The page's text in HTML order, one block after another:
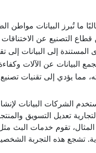
ما تُبرز البيانات
التصنيع عن
المستندة إلى البيانات إلى
البيانات عن الآلات
مما يؤدي إلى تقنيات تصنيع
الشركات البيانات
تعديل التسويق
المثال، تقوم خدمات البث
تشجع هذه التجربة